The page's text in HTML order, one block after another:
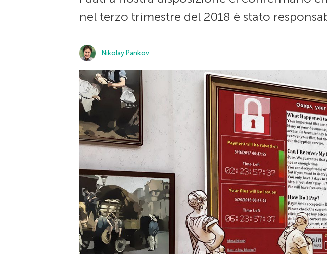
nel terzo trimestre del 2018 è stato
Nikolay Pankov